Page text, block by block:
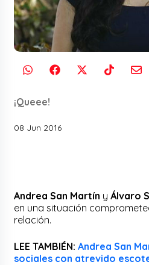
¡Queee!
08 Jun 2016
Andrea San Martín yÁlvaro
en una situación
relación.
LEE TAMBIÉN:Andrea San
sociales con atrevido